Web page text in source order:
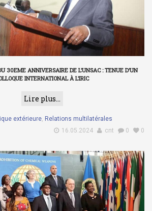
30EME ANNIVERSAIRE DE L’UNSAC : TENUE D’UN
INTERNATIONAL À L’IRIC
Lire plus...
extérieure Relations multilatérales
16.05.2024
cnt 0 0